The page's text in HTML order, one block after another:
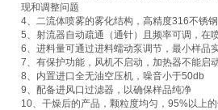
现和调整问题
4、二流体喷雾的雾化结构，高精度316不锈
5、射流器自动疏通（通针）且频率可调，在
6、进料量可通过进料蠕动泵调节，最小样品
7、有保护功能，风机不启动，加热器不能启
8、内置进口全无油空压机，噪音小于50db
9、配备进风口过滤器，以确保样品纯净
10、干燥后的产品，颗粒度均匀，95%以上